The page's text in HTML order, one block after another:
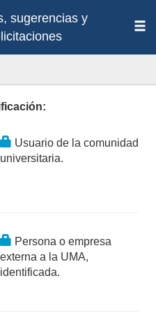
sugerencias y
Usuario de la comunidad
universitaria.
Persona o empresa
externa a la UMA,
identificada.